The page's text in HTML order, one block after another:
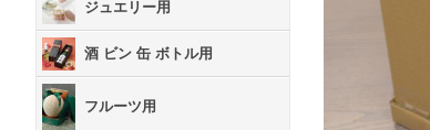
ジュエリー用
酒 ビン 缶 ボトル用
フルーツ用